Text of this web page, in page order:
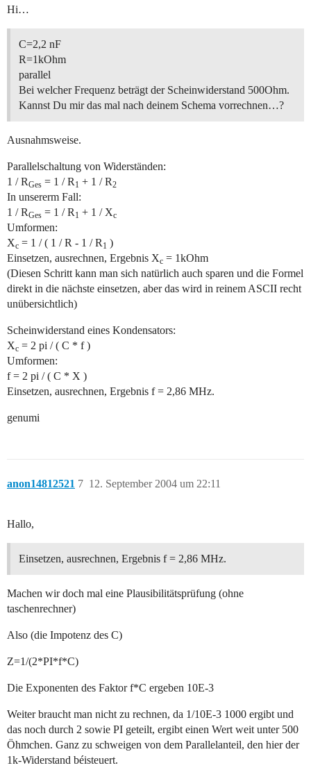
Hi…
C=2,2 nF
R=1kOhm
parallel
Bei welcher Frequenz beträgt der Scheinwiderstand 500Ohm.
Kannst Du mir das mal nach deinem Schema vorrechnen…?
Ausnahmsweise.
Parallelschaltung von Widerständen:
1 / RGes = 1 / R 1 + 1 / R2
In unsererm Fall:
1 / RGes = 1 / R 1 + 1 / Xc
Umformen:
Xc = 1 / ( 1 / R - 1 / R 1 )
Einsetzen, ausrechnen, Ergebnis Xc = 1kOhm
(Diesen Schritt kann man sich natürlich auch sparen und die Formel
direkt in die nächste einsetzen, aber das wird in reinem ASCII recht
unübersichtlich)
Scheinwiderstand eines Kondensators:
Xc = 2 pi / ( C * f )
Umformen:
f = 2 pi / ( C * X )
Einsetzen, ausrechnen, Ergebnis f = 2,86 MHz.
genumi
anon14812521 12. September 2004 um 22:11
7
Hallo,
Einsetzen, ausrechnen, Ergebnis f = 2,86 MHz.
Machen wir doch mal eine Plausibilitätsprüfung (ohne
taschenrechner)
Also (die Impotenz des C)
Z=1/(2*PI*f*C)
Die Exponenten des Faktor f*C ergeben 10E-3
Weiter braucht man nicht zu rechnen, da 1/10E-3 1000 ergibt und
das noch durch 2 sowie PI geteilt, ergibt einen Wert weit unter 500
Öhmchen. Ganz zu schweigen von dem Parallelanteil, den hier der
1k-Widerstand béisteuert.